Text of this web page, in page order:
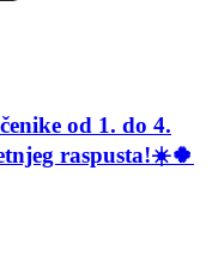
od 1. do 4.
raspusta!☀️🍀